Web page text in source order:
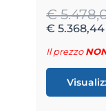
€
€ 5.368,44
Il prezzo